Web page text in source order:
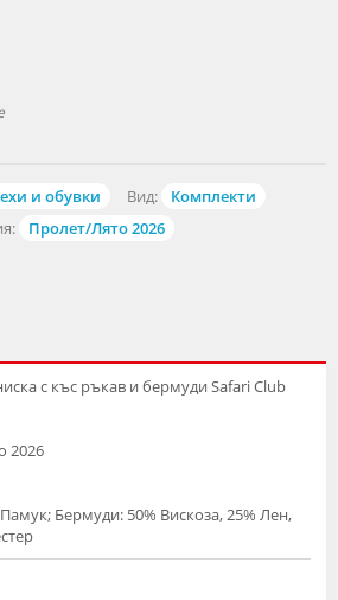
и обувки Вид:
Комплекти
Пролет/Лято 2026
с къс ръкав и бермуди Safari Club
2026
Бермуди: 50% Вискоза, 25% Лен,